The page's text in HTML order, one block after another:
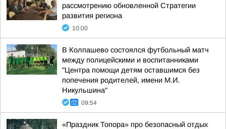
рассмотрению обновленной Стратегии
развития региона
10:00
В Колпашево состоялся футбольный матч
между полицейскими и воспитанниками
"Центра помощи детям оставшимся без
попечения родителей, имени М.И.
Никульшина"
09:54
«Праздник Топора» про безопасный отдых